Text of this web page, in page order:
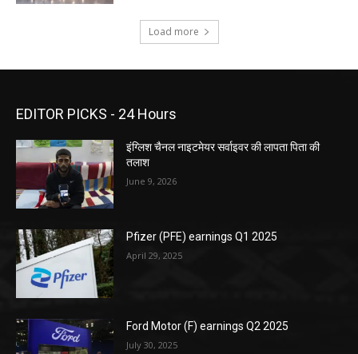
Load more
EDITOR PICKS - 24 Hours
इंग्लिश चैनल नाइटमेयर सर्वाइवर की लापता पिता की
तलाश
June 9, 2026
Pfizer (PFE) earnings Q1 2025
April 29, 2025
Ford Motor (F) earnings Q2 2025
July 30, 2025